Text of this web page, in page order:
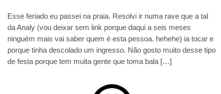
Esse feriado eu passei na praia. Resolvi ir numa rave que a tal
da Analy (vou deixar sem link porque daqui a seis meses
ninguém mais vai saber quem é esta pessoa. hehehe) ia tocar e
porque tinha descolado um ingresso. Não gosto muito desse tipo
de festa porque tem muita gente que toma bala […]